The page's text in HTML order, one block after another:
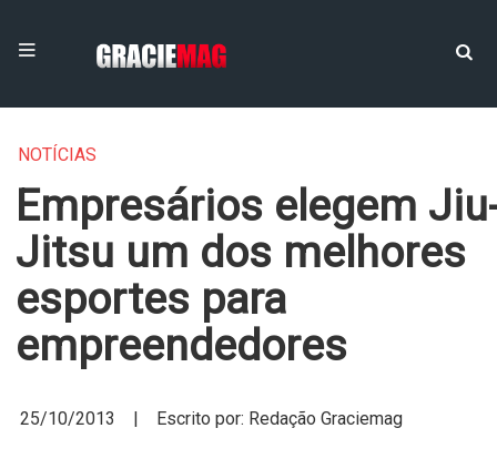
NOTÍCIAS
Empresários elegem
Jitsu um dos melhores
esportes para
empreendedores
25/10/2013 | Escrito por: Redação Graciemag